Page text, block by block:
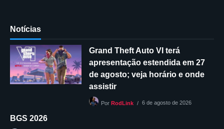
Notícias
Grand Theft Auto VI terá
apresentação estendida em 27
de agosto; veja horário e onde
assistir
Por RodLink 6 de agosto de 2026
BGS 2026